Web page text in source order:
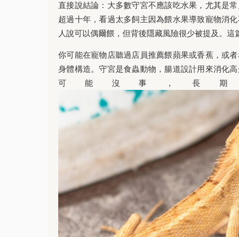
直接說結論：大多數守宮不應該吃水果，尤其是
超過十年，看過太多飼主因為餵水果導致寵物消
人說可以偶爾餵，但背後隱藏風險很少被提及。這
你可能在寵物店聽過店員推薦餵蘋果或香蕉，或
身體構造。守宮是食蟲動物，腸道設計用來消化
可能沒事，長